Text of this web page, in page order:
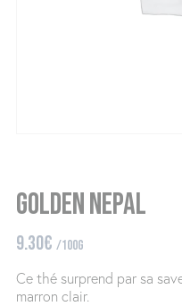
Golden Nepal
9.30€ /100g
Ce thé surprend par sa
marron clair.